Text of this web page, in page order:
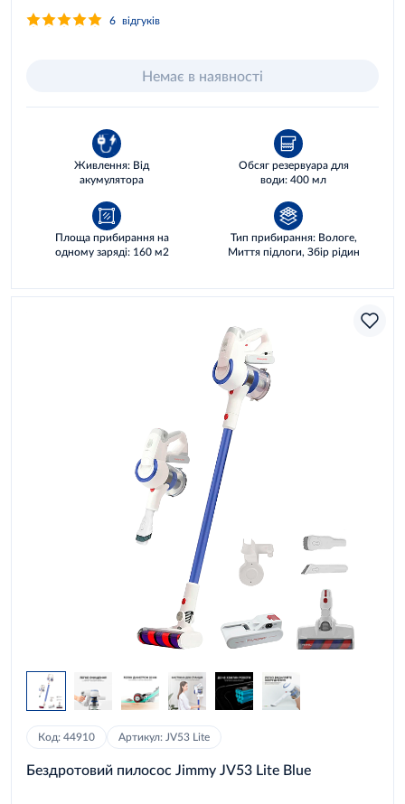
6 відгуків
Немає в наявності
Живлення: Від
акумулятора
Обсяг резервуара для
води: 400 мл
Площа прибирання на
одному заряді: 160 м2
Тип прибирання: Вологе,
Миття підлоги, Збір рідин
Код: 44910 Артикул: JV53 Lite
Бездротовий пилосос Jimmy JV53 Lite Blue